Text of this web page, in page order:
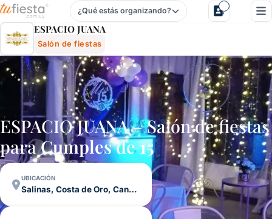
Espacio Juana - Salón De Fiestas En Salinas, Costa De
¿Qué estás organizando?
ESPACIO JUANA
Salón de fiestas
ESPACIO JUANA – Salón de fiestas
paraCumples de 15
UBICACIÓN
Salinas, Costa de Oro, Canelones